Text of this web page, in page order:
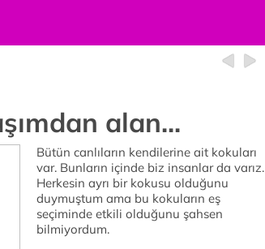
alan...
Bütün canlıların kendilerine ait kokuları
var. Bunların içinde biz insanlar da varız.
Herkesin ayrı bir kokusu olduğunu
duymuştum ama bu kokuların eş
seçiminde etkili olduğunu şahsen
bilmiyordum.